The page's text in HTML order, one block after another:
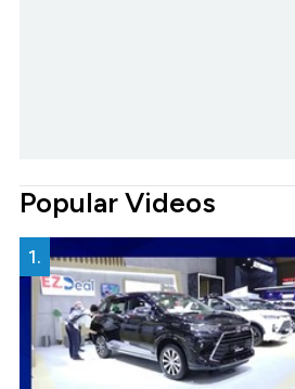
Popular Videos
1.